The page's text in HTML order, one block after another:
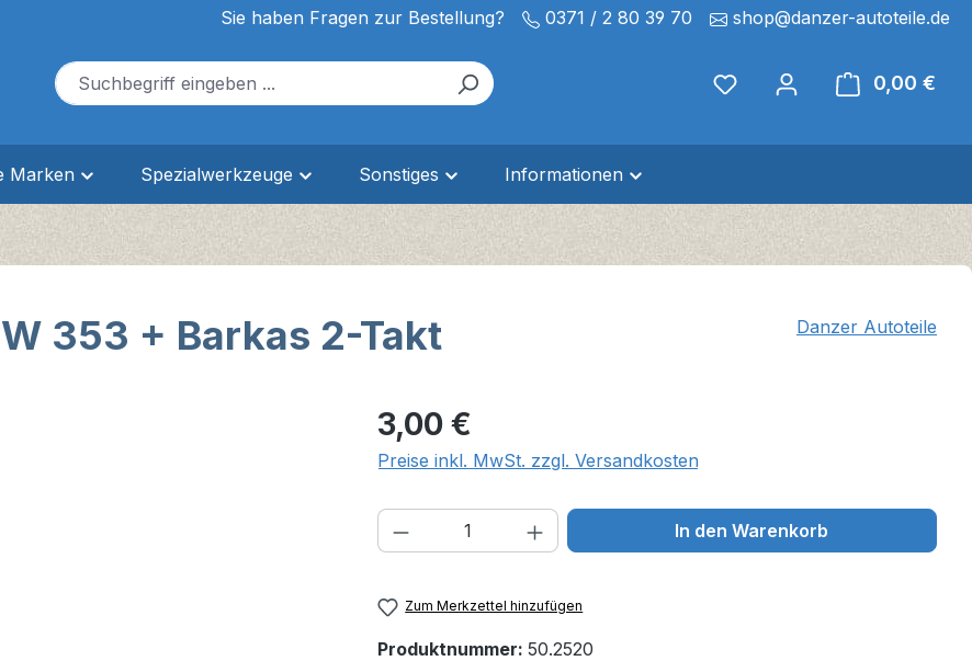
Sie haben Fragen zur Bestellung? 0371 / 2 80 39 70 shop@danzer-autoteile.de
0,00 €
Marken Spezialwerkzeuge Sonstiges Informationen
353 + Barkas 2-Takt Danzer Autoteile
Regulärer Preis:
3,00 €
Preise inkl. MwSt. zzgl. Versandkosten
Produkt Anzahl: Gib den gewünschten Wert
In den Warenkorb
Zum Merkzettel hinzufügen
Produktnummer: 50.2520